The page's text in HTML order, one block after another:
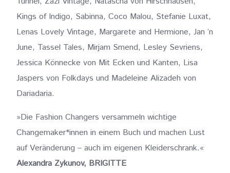
Kings of Indigo, Sabinna, Coco Malou, Stefanie Luxat,
Lenas Lovely Vintage, Margarete and Hermione, Jan ’n
June, Tassel Tales, Mirjam Smend, Lesley Sevriens,
Jessica Könnecke von Mit Ecken und Kanten, Lisa
Jaspers von Folkdays und Madeleine Alizadeh von
Dariadaria.
»Die Fashion Changers versammeln wichtige
Changemaker*innen in einem Buch und machen Lust
auf Veränderung – auch im eigenen Kleiderschrank.«
Alexandra Zykunov, BRIGITTE